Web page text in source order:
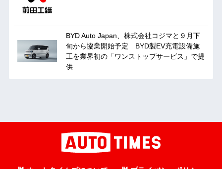
BYD Auto Japan、株式会社コジマと９月下
旬から協業開始予定 BYD製EV充電設備施
工を業界初の「ワンストップサービス」で提
供